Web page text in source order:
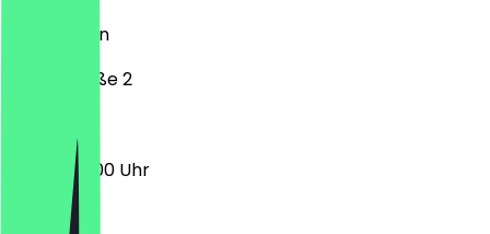
Berlin
Crellestraße 2
15:00 - 03:00 Uhr